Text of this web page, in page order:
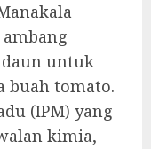
untuk
buah tomato.
(IPM) yang
kimia,